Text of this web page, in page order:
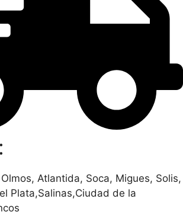
Atlantida, Soca, Migues, Solis,
Plata,Salinas,Ciudad de la